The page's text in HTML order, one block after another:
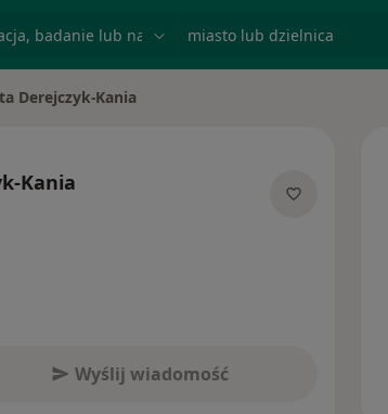
Derejczyk-Kania
Kania
Wyślij wiadomość